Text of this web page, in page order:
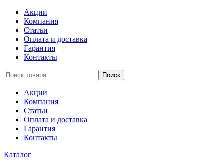
Акции
Компания
Статьи
Оплата и доставка
Гарантия
Контакты
Поиск
Акции
Компания
Статьи
Оплата и доставка
Гарантия
Контакты
Каталог